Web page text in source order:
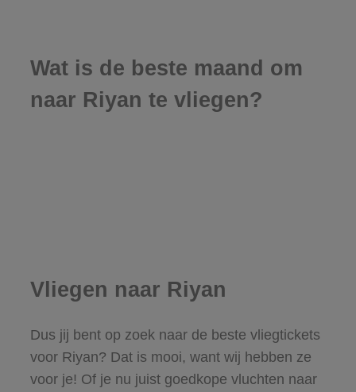
Wat is de beste maand om
naar Riyan te vliegen?
Vliegen naar Riyan
Dus jij bent op zoek naar de beste vliegtickets
voor Riyan? Dat is mooi, want wij hebben ze
voor je! Of je nu juist goedkope vluchten naar